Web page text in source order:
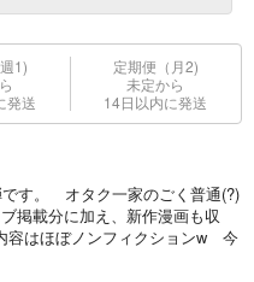
1)
発送
定期便（月2)
未定から
14日以内に発送
す。 オタク一家のごく普通(?)
掲載分に加え、新作漫画も収
はほぼノンフィクションw 今